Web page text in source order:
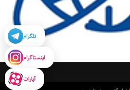
تلگرام
اینستاگرام
آپارات